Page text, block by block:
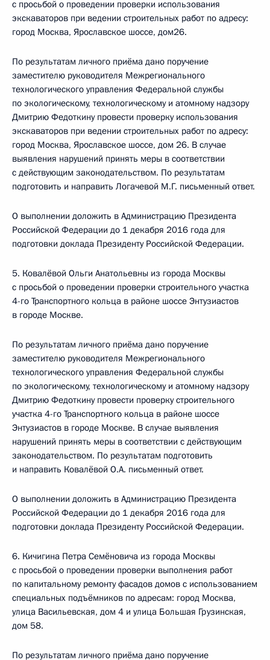
с просьбой о проведении проверки использования
экскаваторов при ведении строительных работ по адресу:
город Москва, Ярославское шоссе, дом26.
По результатам личного приёма дано поручение
заместителю руководителя Межрегионального
технологического управления Федеральной службы
по экологическому, технологическому и атомному надзору
Дмитрию Федоткину провести проверку использования
экскаваторов при ведении строительных работ по адресу:
город Москва, Ярославское шоссе, дом 26. В случае
выявления нарушений принять меры в соответствии
с действующим законодательством. По результатам
подготовить и направить Логачевой М.Г. письменный ответ.
О выполнении доложить в Администрацию Президента
Российской Федерации до 1 декабря 2016 года для
подготовки доклада Президенту Российской Федерации.
5. Ковалёвой Ольги Анатольевны из города Москвы
с просьбой о проведении проверки строительного участка
4-го Транспортного кольца в районе шоссе Энтузиастов
в городе Москве.
По результатам личного приёма дано поручение
заместителю руководителя Межрегионального
технологического управления Федеральной службы
по экологическому, технологическому и атомному надзору
Дмитрию Федоткину провести проверку строительного
участка 4-го Транспортного кольца в районе шоссе
Энтузиастов в городе Москве. В случае выявления
нарушений принять меры в соответствии с действующим
законодательством. По результатам подготовить
и направить Ковалёвой О.А. письменный ответ.
О выполнении доложить в Администрацию Президента
Российской Федерации до 1 декабря 2016 года для
подготовки доклада Президенту Российской Федерации.
6. Кичигина Петра Семёновича из города Москвы
с просьбой о проведении проверки выполнения работ
по капитальному ремонту фасадов домов с использованием
специальных подъёмников по адресам: город Москва,
улица Васильевская, дом 4 и улица Большая Грузинская,
дом 58.
По результатам личного приёма дано поручение